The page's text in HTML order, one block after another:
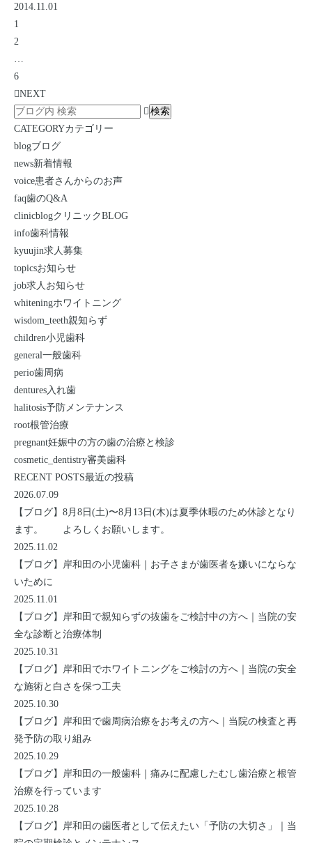
2014.11.01
1
2
…
6
NEXT
CATEGORYカテゴリー
blogブログ
news新着情報
voice患者さんからのお声
faq歯のQ&A
clinicblogクリニックBLOG
info歯科情報
kyuujin求人募集
topicsお知らせ
job求人お知らせ
whiteningホワイトニング
wisdom_teeth親知らず
children小児歯科
general一般歯科
perio歯周病
dentures入れ歯
halitosis予防メンテナンス
root根管治療
pregnant妊娠中の方の歯の治療と検診
cosmetic_dentistry審美歯科
RECENT POSTS最近の投稿
2026.07.09
【ブログ】 8月8日(土)〜8月13日(木)は夏季休暇のため休診となり
ます。 よろしくお願いします。
2025.11.02
【ブログ】 岸和田の小児歯科｜お子さまが歯医者を嫌いにならな
いために
2025.11.01
【ブログ】 岸和田で親知らずの抜歯をご検討中の方へ｜当院の安
全な診断と治療体制
2025.10.31
【ブログ】 岸和田でホワイトニングをご検討の方へ｜当院の安全
な施術と白さを保つ工夫
2025.10.30
【ブログ】 岸和田で歯周病治療をお考えの方へ｜当院の検査と再
発予防の取り組み
2025.10.29
【ブログ】 岸和田の一般歯科｜痛みに配慮したむし歯治療と根管
治療を行っています
2025.10.28
【ブログ】 岸和田の歯医者として伝えたい「予防の大切さ」｜当